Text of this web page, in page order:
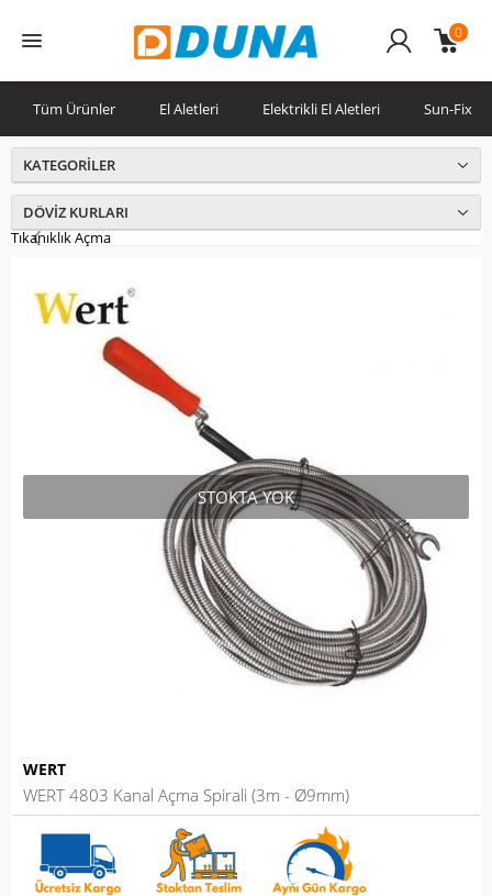
0
Tüm Ürünler El Aletleri Elektrikli El Aletleri Sun-Fix
KATEGORILER
DÖVIZ KURLARI
Tıkanıklık Açma
STOKTA YOK
WERT
WERT 4803 Kanal Açma Spirali (3m - Ø9mm)